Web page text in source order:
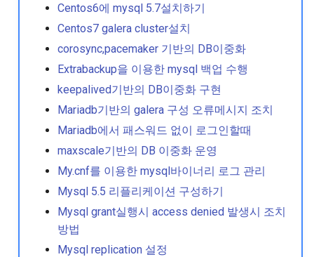
Samba messages read
failure
Sar와 ksar를 이용한 서버
확인
Ssh 패스워드 없이 로그인
기
Valgrind를 이용한 메모리
크
Xenserver gpt disallow
Centos6에 mysql 5.7설치하기
Centos7 galera cluster설치
corosync,pacemaker 기반의 DB이중화
Extrabackup을 이용한 mysql 백업 수행
keepalived기반의 DB이중화 구현
Mariadb기반의 galera 구성 오류메시지 조치
Mariadb에서 패스워드 없이 로그인할때
maxscale기반의 DB 이중화 운영
My.cnf를 이용한 mysql바이너리 로그 관리
Mysql 5.5 리플리케이션 구성하기
Mysql grant실행시 access denied 발생시 조치
방법
Mysql replication 설정